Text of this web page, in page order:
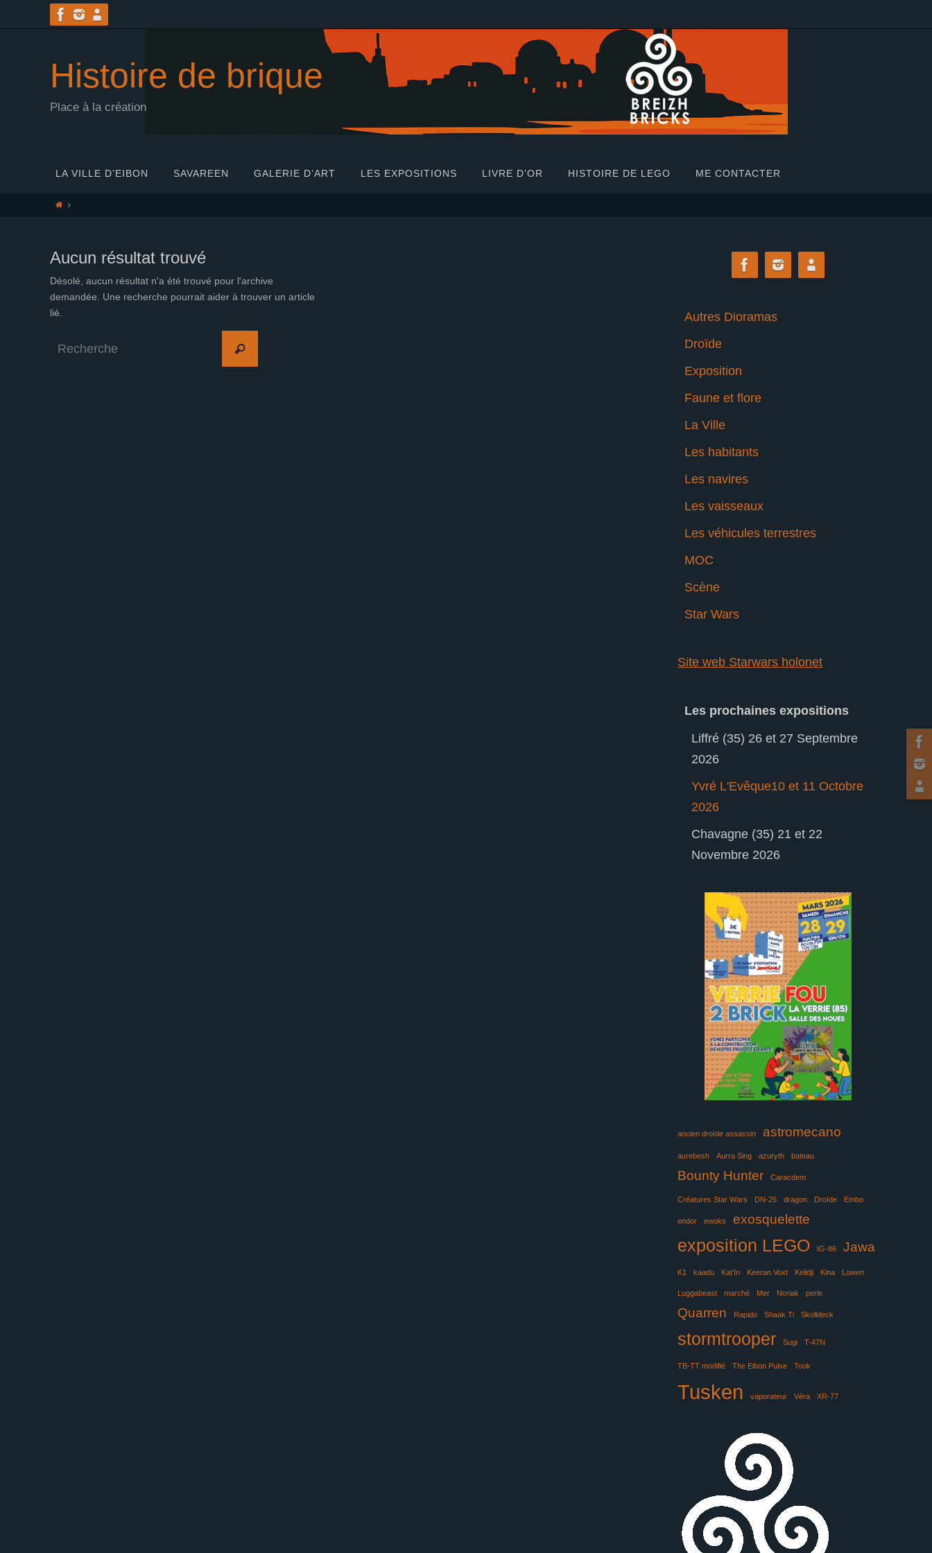
Histoire de brique
Place à la création
LA VILLE D’EIBON SAVAREEN GALERIE D’ART LES EXPOSITIONS LIVRE D’OR HISTOIRE DE LEGO ME CONTACTER
Home
Aucun résultat trouvé
Désolé, aucun résultat n'a été trouvé pour l'archive
demandée. Une recherche pourrait aider à trouver un article
lié.
Recherche
Autres Dioramas
Droïde
Exposition
Faune et flore
La Ville
Les habitants
Les navires
Les vaisseaux
Les véhicules terrestres
MOC
Scène
Star Wars
Site web Starwars holonet
Les prochaines expositions
Liffré (35) 26 et 27 Septembre
2026
Yvré L'Evêque10 et 11 Octobre
2026
Chavagne (35) 21 et 22
Novembre 2026
ancien droïde assassin astromecano
aurebesh Aurra Sing azuryth bateau
Bounty Hunter Caracdem
Créatures Star Wars DN-25 dragon Droïde Embo
endor ewoks exosquelette
exposition LEGO IG-86 Jawa
K1 kaadu Kat'In Keeran Voxt Kelidji Kina Lowen
Luggabeast marché Mer Noriak perle
Quarren Rapido Shaak Ti Skolldeck
stormtrooper Sugi T-47N
TB-TT modifié The Eibon Pulse Took
Tusken vaporateur Véra XR-77